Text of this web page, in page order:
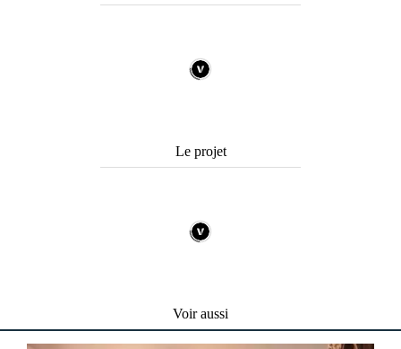
Le projet
Voir aussi